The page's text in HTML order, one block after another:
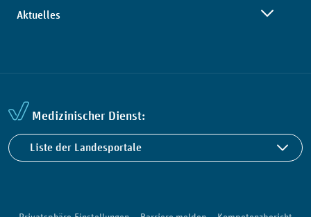
Aktuelles
Medizinischer Dienst:
Liste der Landesportale